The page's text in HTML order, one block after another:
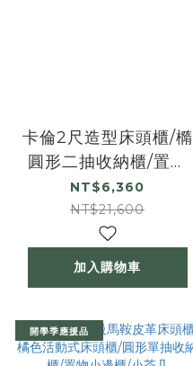
卡倫2尺造型床頭櫃/橢
圓形二抽收納櫃/置物
小邊櫃/小茶几
NT$6,360
NT$21,600
加入購物車
開學季應援品